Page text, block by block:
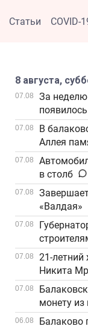
Статьи COVID-
8 августа,
07.08
За
07.08
В
Аллея
07.08
в столб
07.08
«Валдая»
07.08
07.08
21-летний
Никита
07.08
монету
06.08
Балаково